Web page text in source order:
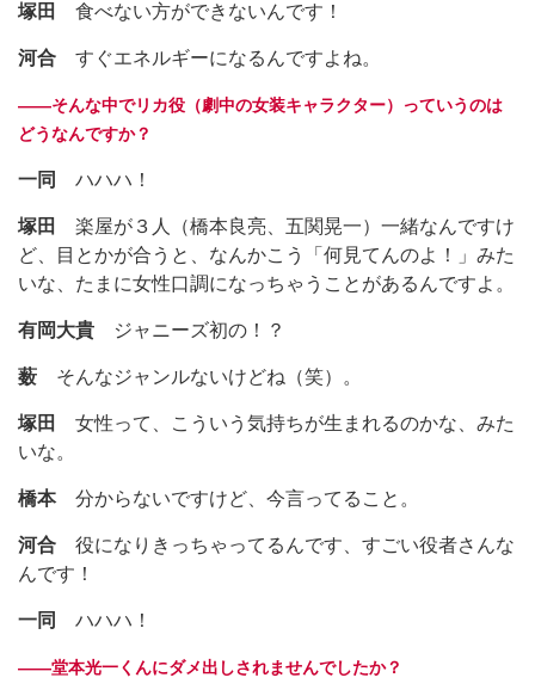
塚田 食べない方ができないんです！
河合 すぐエネルギーになるんですよね。
――そんな中でリカ役（劇中の女装キャラクター）っていうのは
どうなんですか？
一同 ハハハ！
塚田
楽屋が３人（橋本良亮、五関晃一）一緒なんですけ
ど、目とかが合うと、なんかこう「何見てんのよ！」みた
いな、たまに女性口調になっちゃうことがあるんですよ。
有岡大貴 ジャニーズ初の！？
薮 そんなジャンルないけどね（笑）。
塚田
女性って、こういう気持ちが生まれるのかな、みた
いな。
橋本分からないですけど、今言ってること。
河合 役になりきっちゃってるんです、すごい役者さんな
んです！
一同 ハハハ！
――堂本光一くんにダメ出しされませんでしたか？